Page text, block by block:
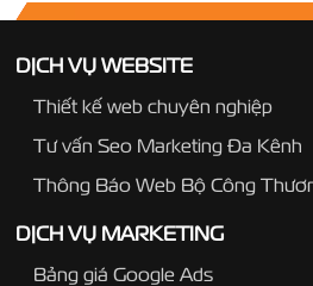
DỊCH VỤ WEBSITE
Thiết kế web chuyên nghiệp
Tư vấn Seo Marketing Đa Kênh
Thông Báo Web Bộ Công
DỊCH VỤ MARKETING
Bảng giá Google Ads